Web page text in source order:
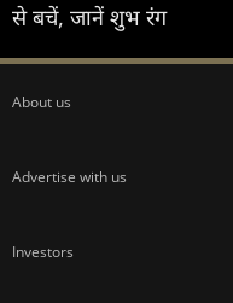
से बचें, जानें शुभ रंग
About us
Advertise with us
Investors